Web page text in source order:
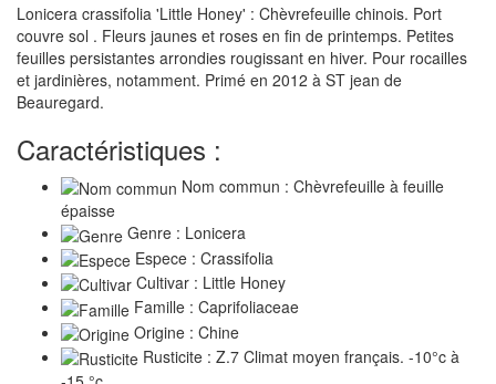
Lonicera crassifolia 'Little Honey' : Chèvrefeuille chinois. Port
couvre sol . Fleurs jaunes et roses en fin de printemps. Petites
feuilles persistantes arrondies rougissant en hiver. Pour rocailles
et jardinières, notamment. Primé en 2012 à ST jean de
Beauregard.
Caractéristiques :
Nom commun : Chèvrefeuille à feuille
épaisse
Genre : Lonicera
Espece : Crassifolia
Cultivar : Little Honey
Famille : Caprifoliaceae
Origine : Chine
Rusticite : Z.7 Climat moyen français. -10°c à